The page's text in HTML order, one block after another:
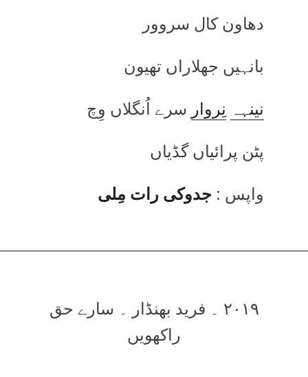
دھاون کال سروور
بانہیں جھلاراں تھیون
نینہہ نِروار سرے اُنگلاں وِچ
پٹن پرائیاں گڈیاں
واپس : جدوکی رات مِلی
۲۰۱۹ ۔ فرید بھنڈار ۔ سارے حق
راکھویں